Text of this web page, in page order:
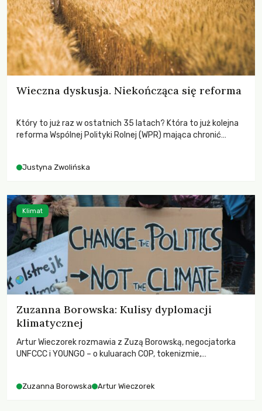
Wieczna dyskusja. Niekończąca się reforma
Który to już raz w ostatnich 35 latach? Która to już kolejna
reforma Wspólnej Polityki Rolnej (WPR) mająca chronić
Justyna Zwolińska
Zuzanna Borowska: Kulisy dyplomacji
klimatycznej
Artur Wieczorek rozmawia z Zuzą Borowską, negocjatorka
UNFCCC i YOUNGO – o kuluarach COP, tokenizmie,
Zuzanna Borowska Artur Wieczorek
Klimat